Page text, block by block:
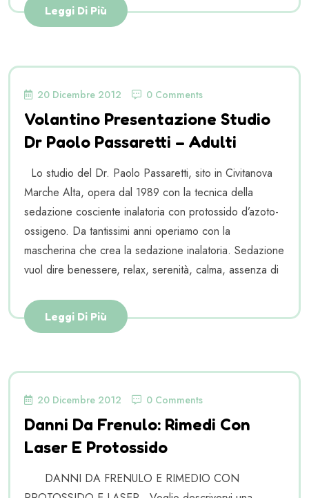
Leggi Di Più
20 Dicembre 2012 0 Comments
Volantino Presentazione Studio
Dr Paolo Passaretti – Adulti
Lo studio del Dr. Paolo Passaretti, sito in Civitanova
Marche Alta, opera dal 1989 con la tecnica della
sedazione cosciente inalatoria con protossido d’azoto-
ossigeno. Da tantissimi anni operiamo con la
mascherina che crea la sedazione inalatoria. Sedazione
vuol dire benessere, relax, serenità, calma, assenza di
Leggi Di Più
20 Dicembre 2012 0 Comments
Danni Da Frenulo: Rimedi Con
Laser E Protossido
DANNI DA FRENULO E RIMEDIO CON